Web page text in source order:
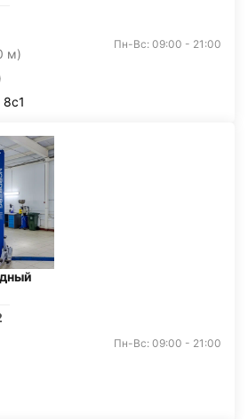
м)
Пн-Вс: 09:00 - 21:00
Пн-Вс: 09:00 - 21:00